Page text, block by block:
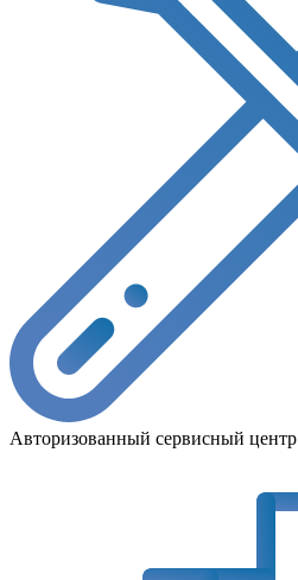
Авторизованный сервисный центр